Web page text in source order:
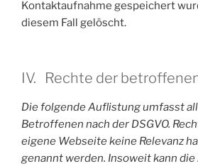
Kontaktaufnahme gespeichert
diesem Fall gelöscht.
IV. Rechte der
Die folgende Auflistung umfasst
Betroffenen nach der DSGVO.
eigene Webseite keine Relevanz
genannt werden. Insoweit kann